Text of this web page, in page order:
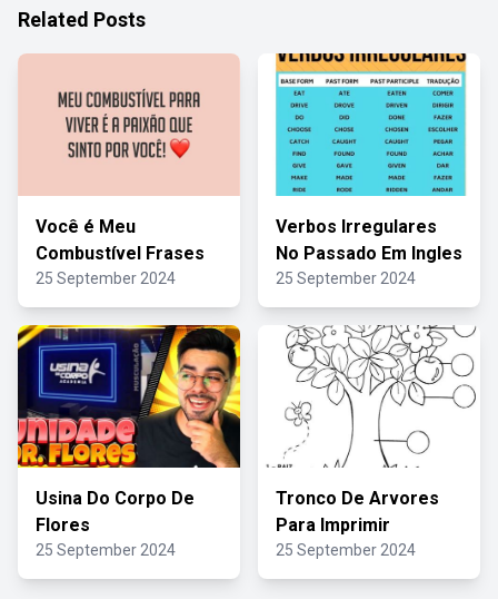
Related Posts
Você é Meu
Combustível Frases
25 September 2024
Verbos Irregulares
No Passado Em Ingles
25 September 2024
Usina Do Corpo De
Flores
25 September 2024
Tronco De Arvores
Para Imprimir
25 September 2024